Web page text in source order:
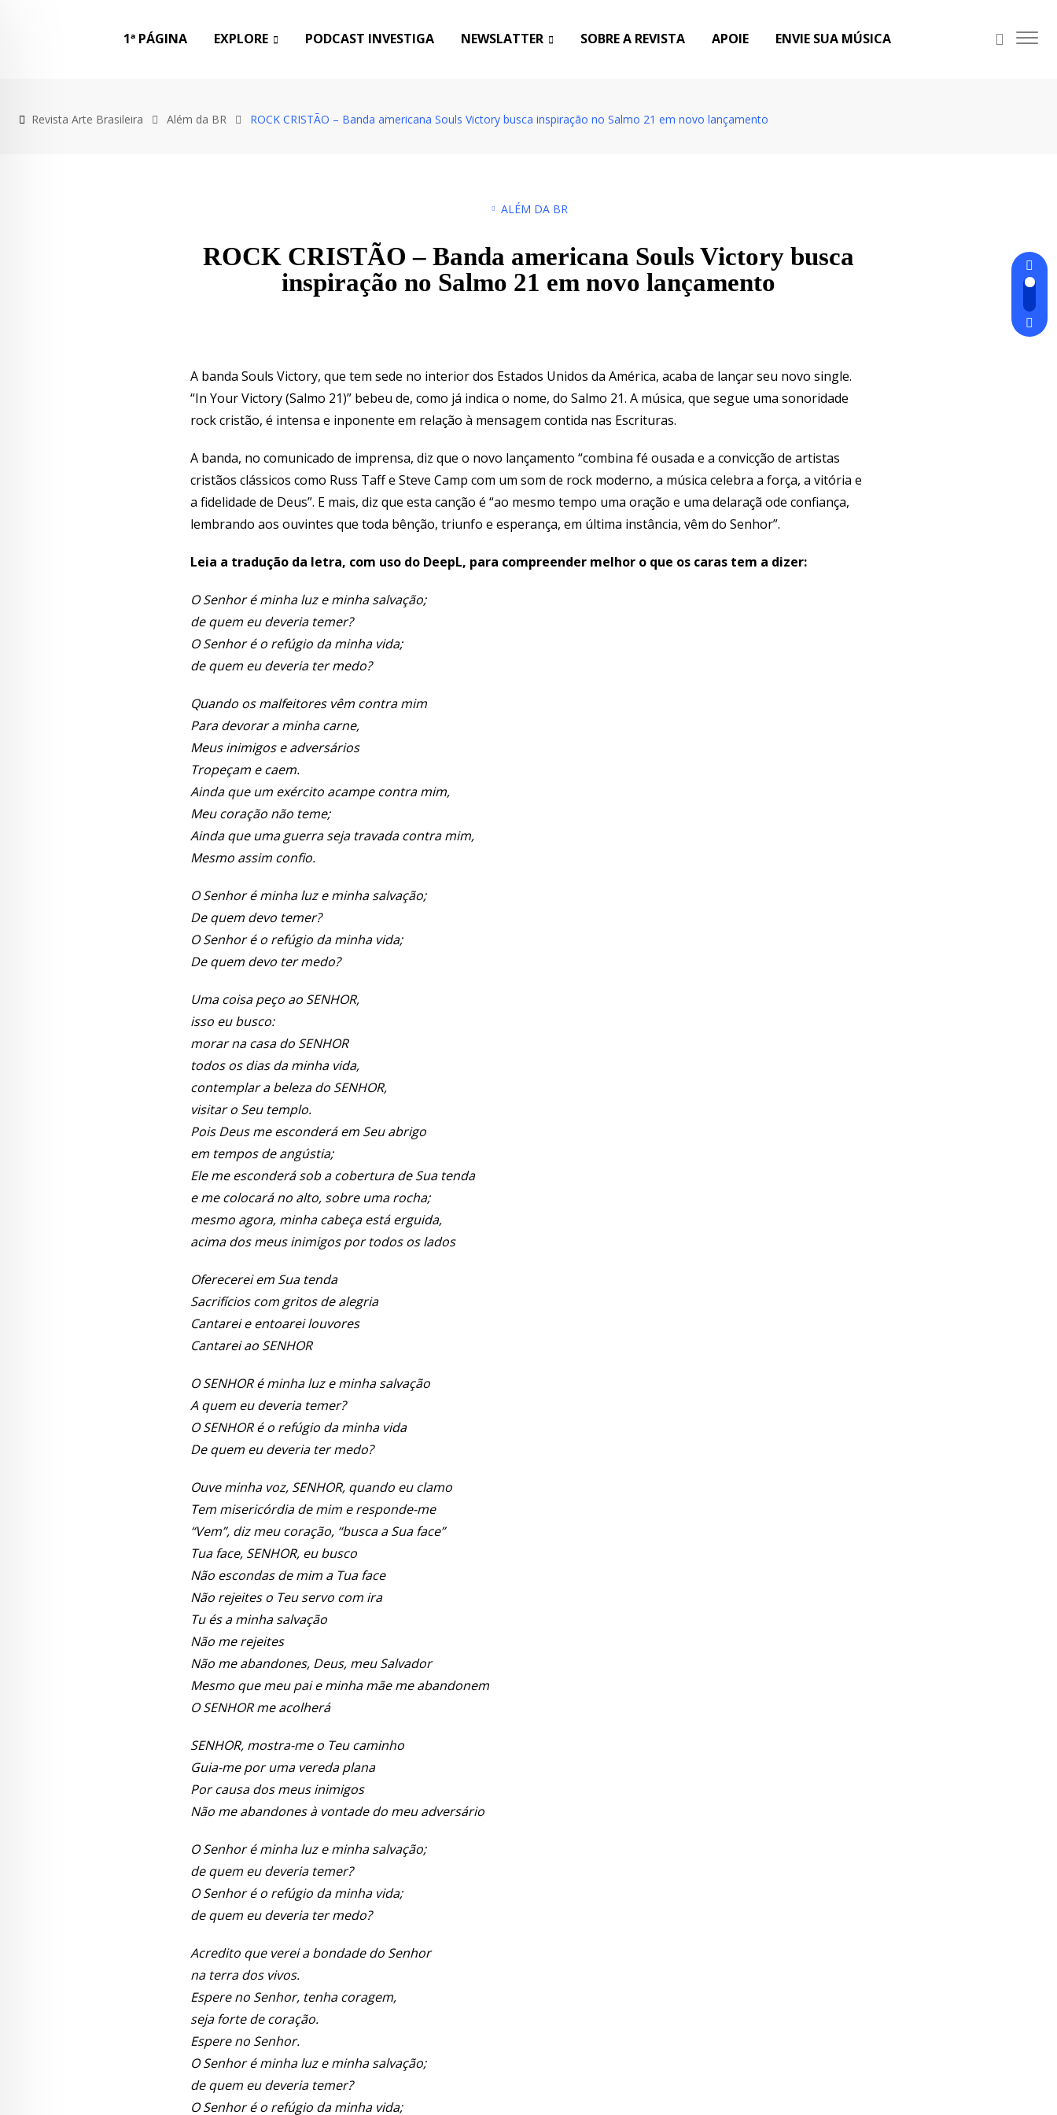
1ª PÁGINA EXPLORE PODCAST INVESTIGA NEWSLATTER SOBRE A REVISTA APOIE ENVIE SUA MÚSICA
Revista Arte Brasileira Além da BR ROCK CRISTÃO – Banda americana Souls Victory busca inspiração no Salmo 21 em novo lançamento
ALÉM DA BR
ROCK CRISTÃO – Banda americana Souls Victory busca
inspiração no Salmo 21 em novo lançamento
A banda Souls Victory, que tem sede no interior dos Estados Unidos da América, acaba de lançar seu novo single.
“In Your Victory (Salmo 21)” bebeu de, como já indica o nome, do Salmo 21. A música, que segue uma sonoridade
rock cristão, é intensa e inponente em relação à mensagem contida nas Escrituras.
A banda, no comunicado de imprensa, diz que o novo lançamento “combina fé ousada e a convicção de artistas
cristãos clássicos como Russ Taff e Steve Camp com um som de rock moderno, a música celebra a força, a vitória e
a fidelidade de Deus”. E mais, diz que esta canção é “ao mesmo tempo uma oração e uma delaraçã ode confiança,
lembrando aos ouvintes que toda bênção, triunfo e esperança, em última instância, vêm do Senhor”.
Leia a tradução da letra, com uso do DeepL, para compreender melhor o que os caras tem a dizer:
O Senhor é minha luz e minha salvação;
de quem eu deveria temer?
O Senhor é o refúgio da minha vida;
de quem eu deveria ter medo?
Quando os malfeitores vêm contra mim
Para devorar a minha carne,
Meus inimigos e adversários
Tropeçam e caem.
Ainda que um exército acampe contra mim,
Meu coração não teme;
Ainda que uma guerra seja travada contra mim,
Mesmo assim confio.
O Senhor é minha luz e minha salvação;
De quem devo temer?
O Senhor é o refúgio da minha vida;
De quem devo ter medo?
Uma coisa peço ao SENHOR,
isso eu busco:
morar na casa do SENHOR
todos os dias da minha vida,
contemplar a beleza do SENHOR,
visitar o Seu templo.
Pois Deus me esconderá em Seu abrigo
em tempos de angústia;
Ele me esconderá sob a cobertura de Sua tenda
e me colocará no alto, sobre uma rocha;
mesmo agora, minha cabeça está erguida,
acima dos meus inimigos por todos os lados
Oferecerei em Sua tenda
Sacrifícios com gritos de alegria
Cantarei e entoarei louvores
Cantarei ao SENHOR
O SENHOR é minha luz e minha salvação
A quem eu deveria temer?
O SENHOR é o refúgio da minha vida
De quem eu deveria ter medo?
Ouve minha voz, SENHOR, quando eu clamo
Tem misericórdia de mim e responde-me
“Vem”, diz meu coração, “busca a Sua face”
Tua face, SENHOR, eu busco
Não escondas de mim a Tua face
Não rejeites o Teu servo com ira
Tu és a minha salvação
Não me rejeites
Não me abandones, Deus, meu Salvador
Mesmo que meu pai e minha mãe me abandonem
O SENHOR me acolherá
SENHOR, mostra-me o Teu caminho
Guia-me por uma vereda plana
Por causa dos meus inimigos
Não me abandones à vontade do meu adversário
O Senhor é minha luz e minha salvação;
de quem eu deveria temer?
O Senhor é o refúgio da minha vida;
de quem eu deveria ter medo?
Acredito que verei a bondade do Senhor
na terra dos vivos.
Espere no Senhor, tenha coragem,
seja forte de coração.
Espere no Senhor.
O Senhor é minha luz e minha salvação;
de quem eu deveria temer?
O Senhor é o refúgio da minha vida;